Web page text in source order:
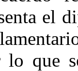
el
que